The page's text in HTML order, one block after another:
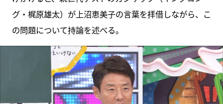
グ・梶原雄太）が上沼恵美子の言葉を拝借しながら、こ
の問題について持論を述べる。